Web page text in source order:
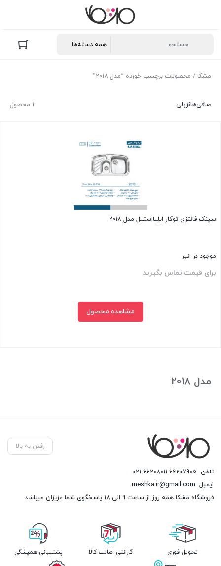
مشکا / محصولات برچسب خورده “مدل 2018”
1 محصول صافی‌هانزولی
سینک فانتزی توکار ایلیااستیل مدل 2018
موجود در انبار
برای قیمت تماس بگیرید
مشاهده محصول
مدل 2018
رفتن به بالا
تلفن 021-66208011-66207905
ایمیل meshka.ir@gmail.com
فروشگاه مشکا همه روز از ساعت 9 الی 18 پاسخگوی شما عزیزان میباشد
تحویل فوری گارانتی اصالت کالا پشتیبانی همیشگی